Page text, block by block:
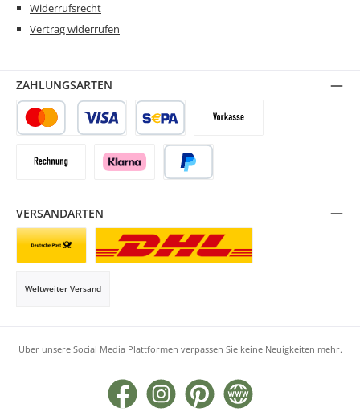
Widerrufsrecht
Vertrag widerrufen
VERSANDARTEN
Weltweiter Versand
ZAHLUNGSARTEN
SEPA LastschriftVorkasse
Über unsere Social Media Plattformen verpassen Sie keine Neuigkeiten mehr.
Facebook Instagram Pinterest Website